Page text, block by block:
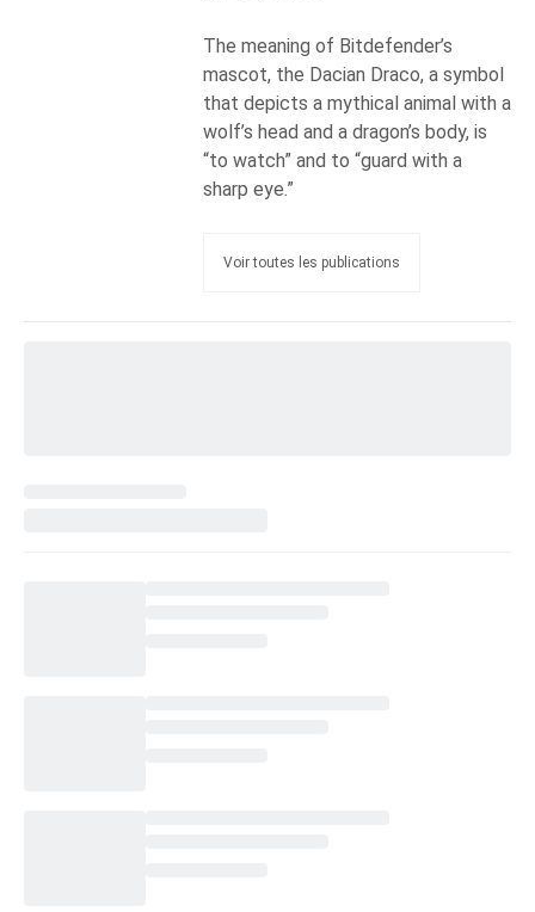
The meaning of Bitdefender’s
mascot, the Dacian Draco, a symbol
that depicts a mythical animal with a
wolf’s head and a dragon’s body, is
“to watch” and to “guard with a
sharp eye.”
Voir toutes les publications